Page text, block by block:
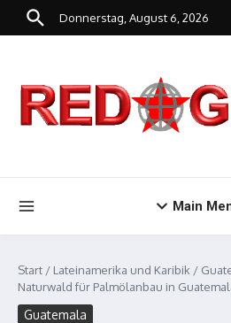
Zum Inhalt springen
Donnerstag, August 6, 2026
Main
Start / Lateinamerika und Karibik /
Naturwald für Palmölanbau in
Guatemala